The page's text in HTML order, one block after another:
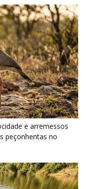
e arremessos
peçonhentas no